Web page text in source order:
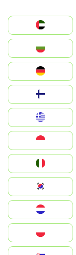
الإمارات العربية المتحدة
Switzerland
Deutschland
United Kingdom
Magyarország
South Korea